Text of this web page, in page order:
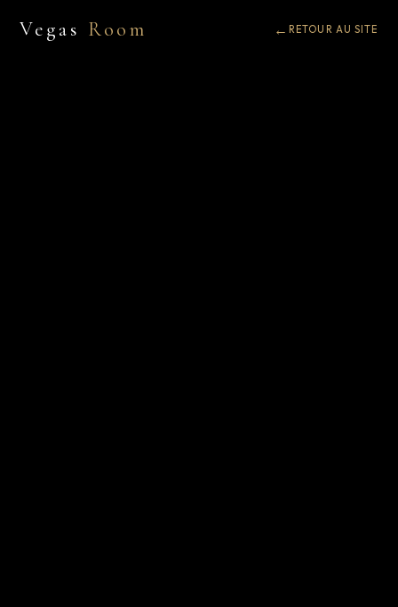
Vegas Room RETOUR AU SITE